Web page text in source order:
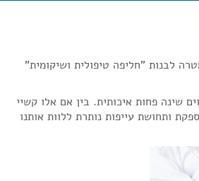
לבנות "חליפה טיפולית ושיקומית"
שינה פחות איכותית. בין אם אלו קשיי
ותחושת עייפות נותרת ללוות אותנו